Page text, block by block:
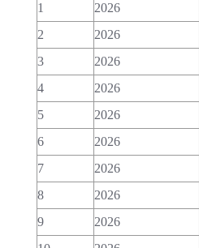
1
2026
2
2026
3
2026
4
2026
5
2026
6
2026
7
2026
8
2026
9
2026